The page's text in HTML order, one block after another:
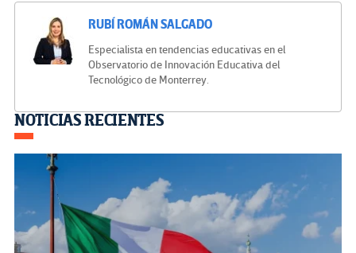
RUBÍ ROMÁN SALGADO
Especialista en tendencias educativas en el
Observatorio de Innovación Educativa del
Tecnológico de Monterrey.
Navegación
de
entradas
NOTICIAS RECIENTES